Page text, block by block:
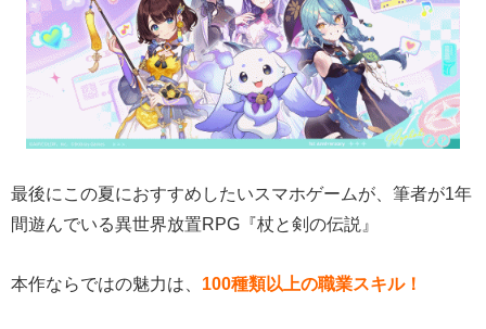
最後にこの夏におすすめしたいスマホゲームが、筆者が1年
間遊んでいる異世界放置RPG『杖と剣の伝説』
本作ならではの魅力は、 100種類以上の職業スキル！